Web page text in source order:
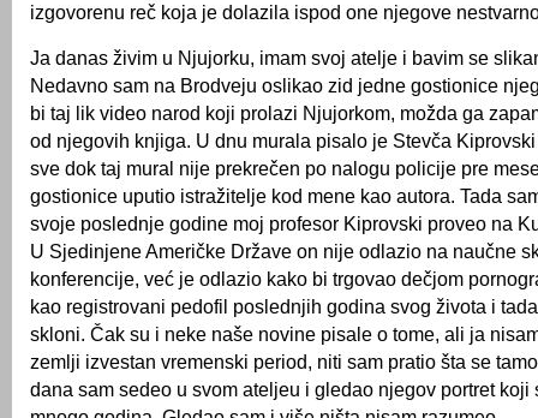
izgovorenu reč koja je dolazila ispod one njegove
Ja danas živim u Njujorku, imam svoj atelje i bavim se
Nedavno sam na Brodveju oslikao zid jedne gostionice
bi taj lik video narod koji prolazi Njujorkom, možda ga
od njegovih knjiga. U dnu murala pisalo je Stevča
sve dok taj mural nije prekrečen po nalogu policije pre
gostionice uputio istražitelje kod mene kao autora. Tada
svoje poslednje godine moj profesor Kiprovski proveo na
U Sjedinjene Američke Države on nije odlazio na naučne
konferencije, već je odlazio kako bi trgovao dečjom
kao registrovani pedofil poslednjih godina svog života i
skloni. Čak su i neke naše novine pisale o tome, ali ja
zemlji izvestan vremenski period, niti sam pratio šta se
dana sam sedeo u svom ateljeu i gledao njegov portret koji